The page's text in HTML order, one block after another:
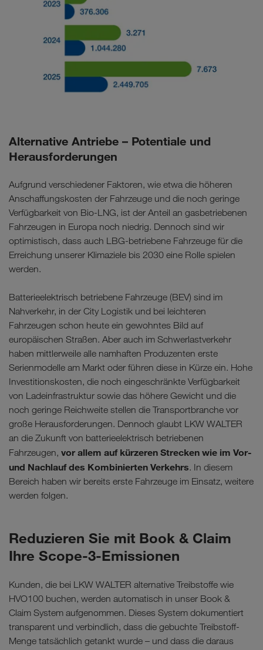
Alternative Antriebe – Potentiale und
Herausforderungen
Aufgrund verschiedener Faktoren, wie etwa die höheren
Anschaffungskosten der Fahrzeuge und die noch geringe
Verfügbarkeit von Bio-LNG, ist der Anteil an gasbetriebenen
Fahrzeugen in Europa noch niedrig. Dennoch sind wir
optimistisch, dass auch LBG-betriebene Fahrzeuge für die
Erreichung unserer Klimaziele bis 2030 eine Rolle spielen
werden.
Batterieelektrisch betriebene Fahrzeuge (BEV) sind im
Nahverkehr, in der City Logistik und bei leichteren
Fahrzeugen schon heute ein gewohntes Bild auf
europäischen Straßen. Aber auch im Schwerlastverkehr
haben mittlerweile alle namhaften Produzenten erste
Serienmodelle am Markt oder führen diese in Kürze ein. Hohe
Investitionskosten, die noch eingeschränkte Verfügbarkeit
von Ladeinfrastruktur sowie das höhere Gewicht und die
noch geringe Reichweite stellen die Transportbranche vor
große Herausforderungen. Dennoch glaubt LKW WALTER
an die Zukunft von batterieelektrisch betriebenen
Fahrzeugen, vor allem auf kürzeren Strecken wie im Vor-
und Nachlauf des Kombinierten Verkehrs. In diesem
Bereich haben wir bereits erste Fahrzeuge im Einsatz, weitere
werden folgen.
Reduzieren Sie mit Book & Claim
Ihre Scope-3-Emissionen
Kunden, die bei LKW WALTER alternative Treibstoffe wie
HVO100 buchen, werden automatisch in unser Book &
Claim System aufgenommen. Dieses System dokumentiert
transparent und verbindlich, dass die gebuchte Treibstoff-
Menge tatsächlich getankt wurde – und dass die daraus